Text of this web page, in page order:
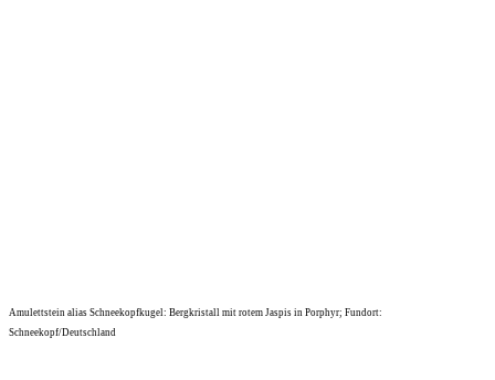
Amulettstein alias Schneekopfkugel: Bergkristall mit rotem Jaspis in Porphyr; Fundort:
Schneekopf/Deutschland